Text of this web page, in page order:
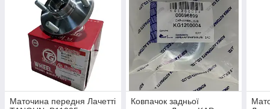
Маточина передня Лачетті
Ковпачок задньої